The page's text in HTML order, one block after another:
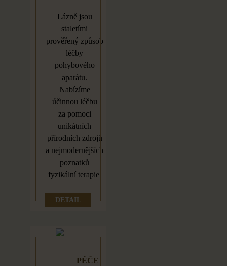
Lázně jsou
staletími
prověřený způsob
léčby
pohybového
aparátu.
Nabízíme
účinnou léčbu
za pomoci
unikátních
přírodních zdrojů
a nejmodernějších
poznatků
fyzikální terapie.
DETAIL
PÉČE